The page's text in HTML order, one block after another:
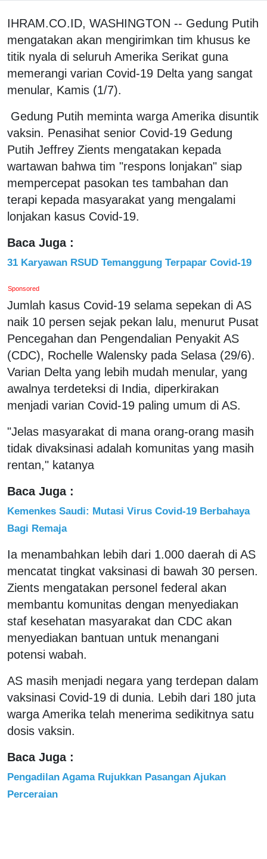
IHRAM.CO.ID, WASHINGTON -- Gedung Putih
mengatakan akan mengirimkan tim khusus ke
titik nyala di seluruh Amerika Serikat guna
memerangi varian Covid-19 Delta yang sangat
menular, Kamis (1/7).
Gedung Putih meminta warga Amerika disuntik
vaksin. Penasihat senior Covid-19 Gedung
Putih Jeffrey Zients mengatakan kepada
wartawan bahwa tim "respons lonjakan" siap
mempercepat pasokan tes tambahan dan
terapi kepada masyarakat yang mengalami
lonjakan kasus Covid-19.
Baca Juga :
31 Karyawan RSUD Temanggung Terpapar Covid-19
Sponsored
Jumlah kasus Covid-19 selama sepekan di AS
naik 10 persen sejak pekan lalu, menurut Pusat
Pencegahan dan Pengendalian Penyakit AS
(CDC), Rochelle Walensky pada Selasa (29/6).
Varian Delta yang lebih mudah menular, yang
awalnya terdeteksi di India, diperkirakan
menjadi varian Covid-19 paling umum di AS.
"Jelas masyarakat di mana orang-orang masih
tidak divaksinasi adalah komunitas yang masih
rentan," katanya
Baca Juga :
Kemenkes Saudi: Mutasi Virus Covid-19 Berbahaya
Bagi Remaja
Ia menambahkan lebih dari 1.000 daerah di AS
mencatat tingkat vaksinasi di bawah 30 persen.
Zients mengatakan personel federal akan
membantu komunitas dengan menyediakan
staf kesehatan masyarakat dan CDC akan
menyediakan bantuan untuk menangani
potensi wabah.
AS masih menjadi negara yang terdepan dalam
vaksinasi Covid-19 di dunia. Lebih dari 180 juta
warga Amerika telah menerima sedikitnya satu
dosis vaksin.
Baca Juga :
Pengadilan Agama Rujukkan Pasangan Ajukan
Perceraian